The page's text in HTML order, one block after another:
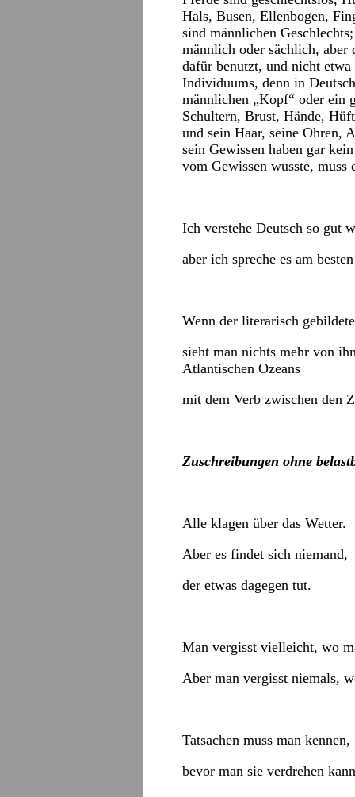
Hals, Busen, Ellenbogen,
sind männlichen
männlich oder sächlich, aber
dafür benutzt, und nicht etwa
Individuums, denn in
männlichen „Kopf“ oder ein
Schultern, Brust, Hände,
und sein Haar, seine Ohren,
sein Gewissen haben gar
vom Gewissen wusste, muss
Ich verstehe Deutsch so gut
aber ich spreche es am
Wenn der literarisch
sieht man nichts mehr von
Atlantischen Ozeans
mit dem Verb zwischen den
Zuschreibungen ohne
Alle klagen über das Wetter.
Aber es findet sich niemand,
der etwas dagegen tut.
Man vergisst vielleicht, wo
Aber man vergisst niemals,
Tatsachen muss man kennen,
bevor man sie verdrehen